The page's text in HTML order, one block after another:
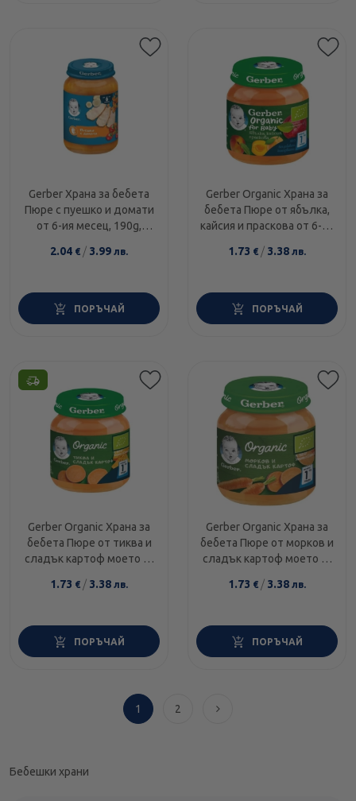
Gerber Храна за бебета
Пюре с пуешко и домати
от 6-ия месец, 190g,
2.04 € / 3.99 лв.
ПОРЪЧАЙ
Gerber Organic Храна за
бебета Пюре от ябълка,
кайсия и праскова oт 6-ия
1.73 € / 3.38 лв.
ПОРЪЧАЙ
Gerber Organic Храна за
бебета Пюре от тиква и
сладък картоф моето 1-
1.73 € / 3.38 лв.
ПОРЪЧАЙ
Gerber Organic Храна за
бебета Пюре от морков и
сладък картоф моето 1-
1.73 € / 3.38 лв.
ПОРЪЧАЙ
1 2
Бебешки храни